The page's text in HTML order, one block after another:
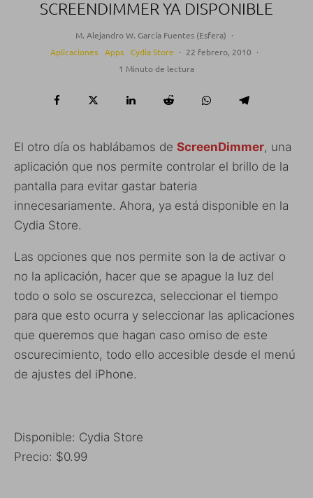
SCREENDIMMER YA DISPONIBLE
M. Alejandro W. García Fuentes (Esfera) ·
Aplicaciones
Apps Cydia Store · 22 febrero, 2010 ·
1 Minuto de lectura
El otro día os hablábamos de ScreenDimmer, una
aplicación que nos permite controlar el brillo de la
pantalla para evitar gastar bateria
innecesariamente. Ahora, ya está disponible en la
Cydia Store.
Las opciones que nos permite son la de activar o
no la aplicación, hacer que se apague la luz del
todo o solo se oscurezca, seleccionar el tiempo
para que esto ocurra y seleccionar las aplicaciones
que queremos que hagan caso omiso de este
oscurecimiento, todo ello accesible desde el menú
de ajustes del iPhone.
Disponible: Cydia Store
Precio: $0.99